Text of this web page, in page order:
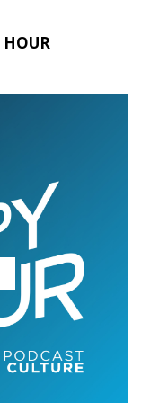
HOUR